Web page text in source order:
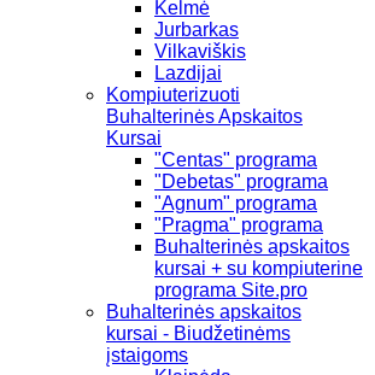
Kelmė
Jurbarkas
Vilkaviškis
Lazdijai
Kompiuterizuoti
Buhalterinės Apskaitos
Kursai
"Centas" programa
"Debetas" programa
"Agnum" programa
"Pragma" programa
Buhalterinės apskaitos
kursai + su kompiuterine
programa Site.pro
Buhalterinės apskaitos
kursai - Biudžetinėms
įstaigoms